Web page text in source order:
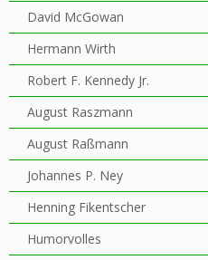
David McGowan
Hermann Wirth
Robert F. Kennedy Jr.
August Raszmann
August Raßmann
Johannes P. Ney
Henning Fikentscher
Humorvolles